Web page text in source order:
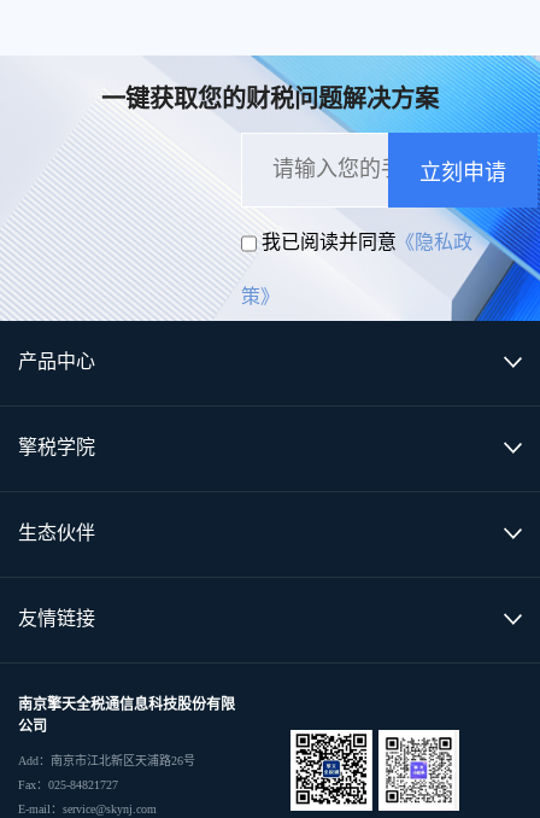
一键获取您的财税问题解决方案
立刻申请
我已阅读并同意 《隐私政
策》
产品中心
擎税学院
生态伙伴
友情链接
南京擎天全税通信息科技股份有限
公司
Add：南京市江北新区天浦路26号
Fax：025-84821727
E-mail：service@skynj.com